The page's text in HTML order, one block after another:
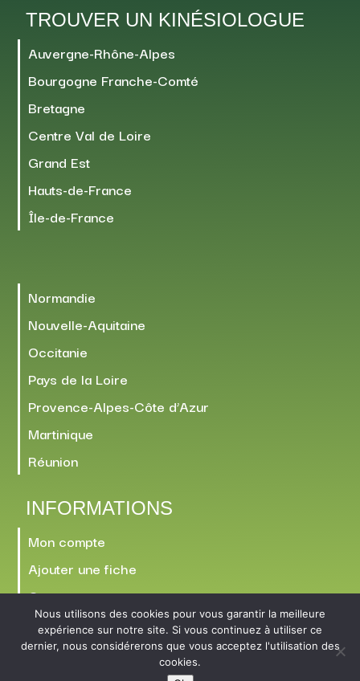
TROUVER UN KINÉSIOLOGUE
Auvergne-Rhône-Alpes
Bourgogne Franche-Comté
Bretagne
Centre Val de Loire
Grand Est
Hauts-de-France
Île-de-France
Normandie
Nouvelle-Aquitaine
Occitanie
Pays de la Loire
Provence-Alpes-Côte d’Azur
Martinique
Réunion
INFORMATIONS
Mon compte
Ajouter une fiche
Contact
Nous utilisons des cookies pour vous garantir la meilleure
expérience sur notre site. Si vous continuez à utiliser ce
dernier, nous considérerons que vous acceptez l'utilisation des
cookies.